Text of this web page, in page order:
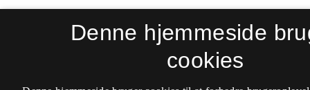
Denne hjemmeside
cookies